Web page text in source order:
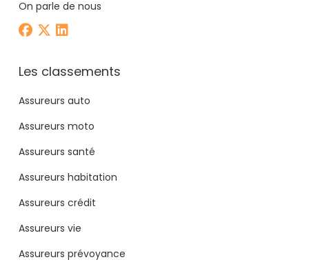
On parle de nous
Les classements
Assureurs auto
Assureurs moto
Assureurs santé
Assureurs habitation
Assureurs crédit
Assureurs vie
Assureurs prévoyance